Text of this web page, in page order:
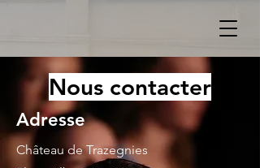
Nous contacter
Adresse
Château de Trazegnies